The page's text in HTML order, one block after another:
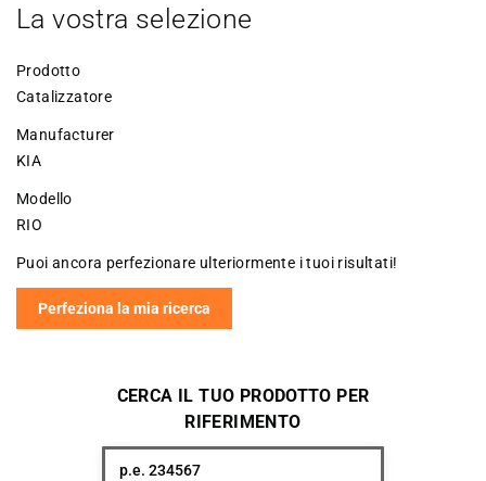
La vostra selezione
Prodotto
Catalizzatore
Manufacturer
KIA
Modello
RIO
Puoi ancora perfezionare ulteriormente i tuoi risultati!
Perfeziona la mia ricerca
CERCA IL TUO PRODOTTO PER
RIFERIMENTO